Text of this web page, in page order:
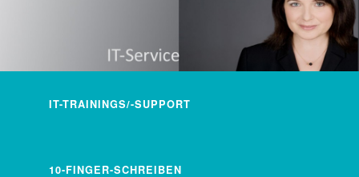
ZUM INHALT WECHSELN
IT-TRAININGS/-SUPPORT
10-FINGER-SCHREIBEN